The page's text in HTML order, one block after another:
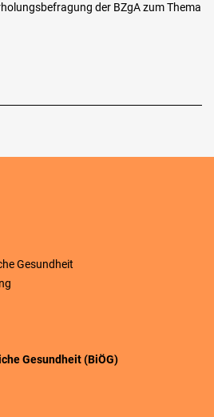
der BZgA zum Thema
Gesundheit
Gesundheit (BiÖG)